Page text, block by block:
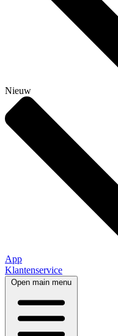
Nieuw
App
Klantenservice
Open main menu